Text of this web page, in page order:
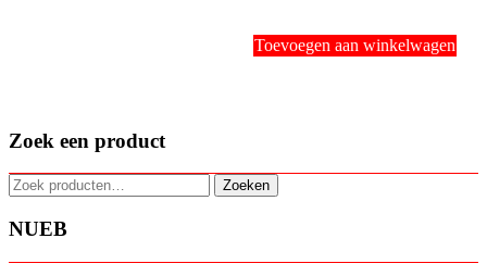
Toevoegen aan winkelwagen
Zoek een product
Zoeken
naar:
Zoeken
NUEB